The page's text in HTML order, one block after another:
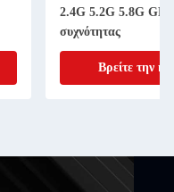
2.4G 5.2G 5.8G
συχνότητας
Βρείτε την